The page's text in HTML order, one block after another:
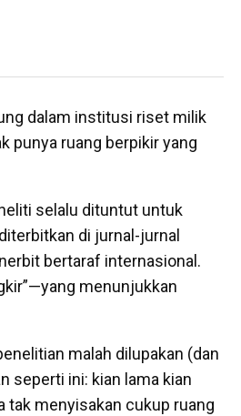
dalam institusi riset milik
punya ruang berpikir yang
selalu dituntut untuk
di jurnal-jurnal
bertaraf internasional.
menunjukkan
malah dilupakan (dan
seperti ini: kian lama kian
menyisakan cukup ruang